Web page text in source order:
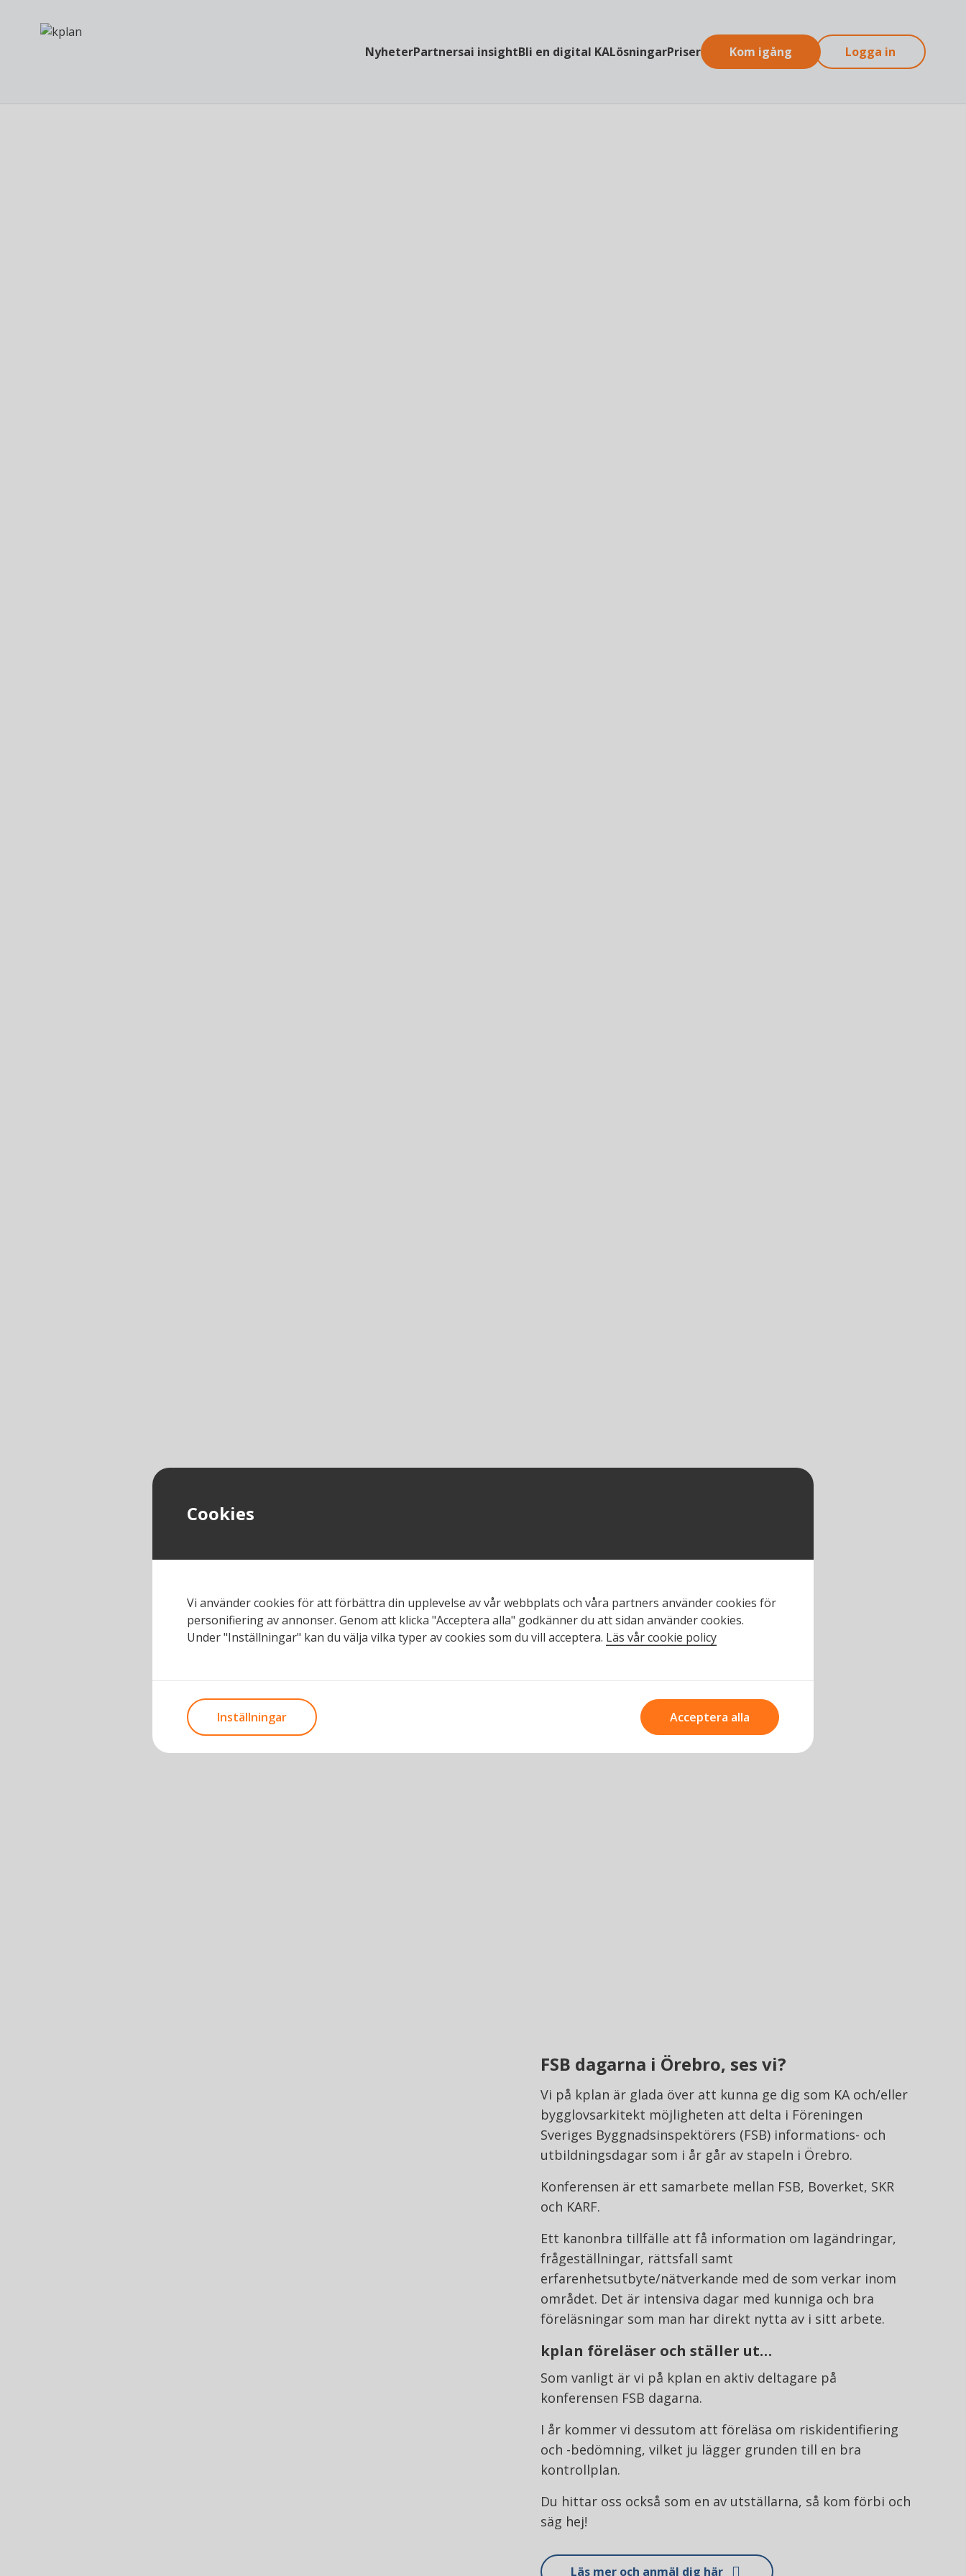
NyheterPartnersai insightBli en digital KALösningarPriser Kom igång Logga in
FSB dagarna i Örebro, ses vi?
Vi på kplan är glada över att kunna ge dig som KA och/eller
bygglovsarkitekt möjligheten att delta i Föreningen
Sveriges Byggnadsinspektörers (FSB) informations- och
utbildningsdagar som i år går av stapeln i Örebro.
Konferensen är ett samarbete mellan FSB, Boverket, SKR
och KARF.
Ett kanonbra tillfälle att få information om lagändringar,
frågeställningar, rättsfall samt
erfarenhetsutbyte/nätverkande med de som verkar inom
området. Det är intensiva dagar med kunniga och bra
föreläsningar som man har direkt nytta av i sitt arbete.
kplan föreläser och ställer ut…
Som vanligt är vi på kplan en aktiv deltagare på
konferensen FSB dagarna.
I år kommer vi dessutom att föreläsa om riskidentifiering
och -bedömning, vilket ju lägger grunden till en bra
kontrollplan.
Du hittar oss också som en av utställarna, så kom förbi och
säg hej!
Läs mer och anmäl dig här
Cookies
Vi använder cookies för att förbättra din upplevelse av vår webbplats och våra partners använder cookies för
personifiering av annonser. Genom att klicka "Acceptera alla" godkänner du att sidan använder cookies.
Under "Inställningar" kan du välja vilka typer av cookies som du vill acceptera. Läs vår cookie policy
Inställningar Acceptera alla